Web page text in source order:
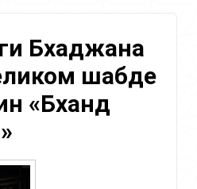
Бхаджана
шабде
«Бханд